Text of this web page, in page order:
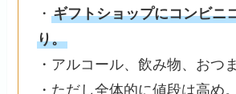
・ ギフトショップにコンビニ
り。
・アルコール、飲み物、おつ
・ただし全体的に値段は高め。